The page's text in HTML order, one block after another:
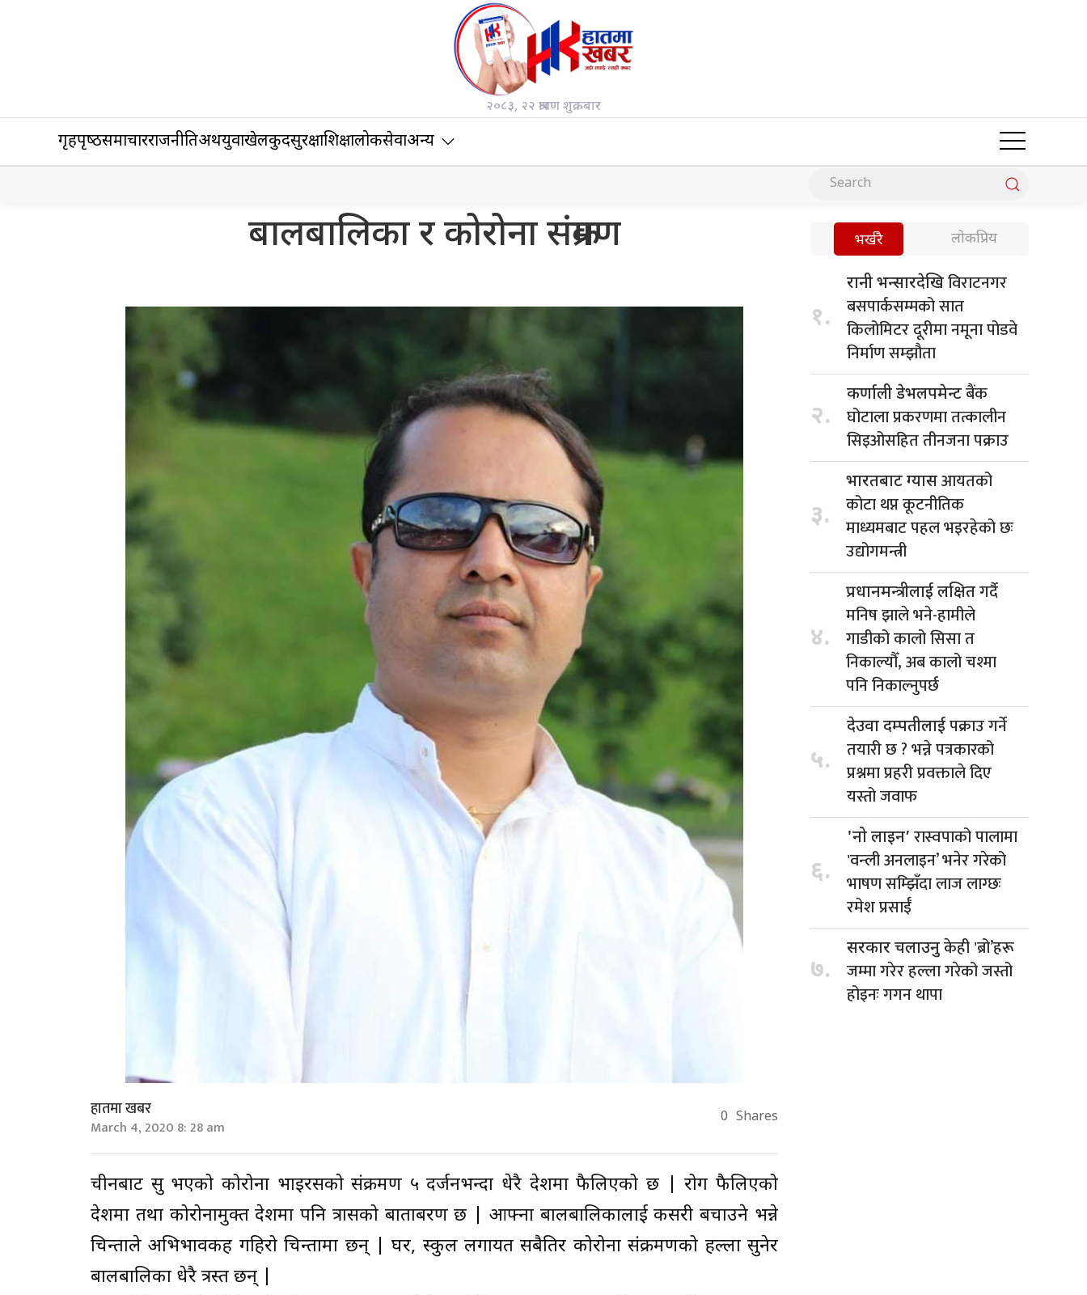
२०८३, २२ श्रावण शुक्रबार
गृहपृष्‍ठसमाचारराजनीतिअर्थयुवाखेलकुदसुरक्षाशिक्षालोकसेवाअन्य
बालबालिका र कोरोना संक्रमण
हातमा खबर
March 4, 2020 8: 28 am 0 Shares
चीनबाट सुरु भएको कोरोना भाइरसको संक्रमण ५ दर्जनभन्दा धेरै देशमा फैलिएको छ | रोग फैलिएको
देशमा तथा कोरोनामुक्त देशमा पनि त्रासको बाताबरण छ | आफ्ना बालबालिकालाई कसरी बचाउने भन्ने
चिन्ताले अभिभावकहरु गहिरो चिन्तामा छन् | घर, स्कुल लगायत सबैतिर कोरोना संक्रमणको हल्ला सुनेर
बालबालिका धेरै त्रस्त छन् |
भर्खरै लोकप्रिय
१.
रानी भन्सारदेखिविराटनगर
बसपार्कसम्मको सात
किलोमिटर दूरीमा नमूना पोडवे
निर्माण सम्झौता
२.
कर्णाली डेभलपमेन्टबैंक
घोटाला प्रकरणमा तत्कालीन
सिइओसहित तीनजना पक्राउ
३.
भारतबाट ग्यासआयतको
कोटा थप्न कूटनीतिक
माध्यमबाट पहल भइरहेको छः
उद्योगमन्त्री
४.
प्रधानमन्त्रीलाई लक्षितगर्दै
मनिष झाले भने-हामीले
गाडीको कालो सिसा त
निकाल्यौँ, अब कालो चश्मा
पनि निकाल्नुपर्छ
५.
देउवा दम्पतीलाईपक्राउ गर्ने
तयारी छ ? भन्ने पत्रकारको
प्रश्नमा प्रहरी प्रवक्ताले दिए
यस्तो जवाफ
६.
'नो लाइन’ रास्वपाको पालामा
'वन्ली अनलाइन’ भनेर गरेको
भाषण सम्झिँदा लाज लाग्छः
रमेश प्रसाईँ
७.
सरकार चलाउनुकेही 'ब्रो’हरू
जम्मा गरेर हल्ला गरेको जस्तो
होइनः गगन थापा